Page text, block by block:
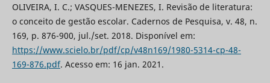
OLIVEIRA, I. C.; VASQUES-MENEZES, I. Revisão de literatura:
o conceito de gestão escolar. Cadernos de Pesquisa, v. 48, n.
169, p. 876-900, jul./set. 2018. Disponível em:
https://www.scielo.br/pdf/cp/v48n169/1980-5314-cp-48-
169-876.pdf. Acesso em: 16 jan. 2021.